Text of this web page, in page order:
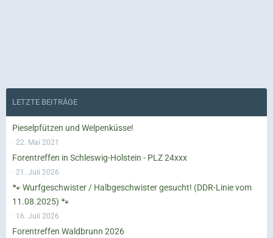
LETZTE BEITRÄGE
Pieselpfützen und Welpenküsse!
22. Mai 2021
Forentreffen in Schleswig-Holstein - PLZ 24xxx
21. Juli 2026
🐾 Wurfgeschwister / Halbgeschwister gesucht! (DDR-Linie vom
11.08.2025) 🐾
16. Juli 2026
Forentreffen Waldbrunn 2026